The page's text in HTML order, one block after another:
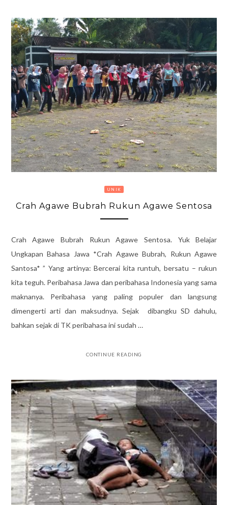
UNIK
Crah Agawe Bubrah Rukun Agawe Sentosa
Crah Agawe Bubrah Rukun Agawe Sentosa. Yuk Belajar
Ungkapan Bahasa Jawa *Crah Agawe Bubrah, Rukun Agawe
Santosa* ” Yang artinya: Bercerai kita runtuh, bersatu – rukun
kita teguh. Peribahasa Jawa dan peribahasa Indonesia yang sama
maknanya. Peribahasa yang paling populer dan langsung
dimengerti arti dan maksudnya. Sejak dibangku SD dahulu,
bahkan sejak di TK peribahasa ini sudah …
CONTINUE READING